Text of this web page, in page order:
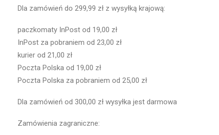
Dla zamówień do 299,99 zł z wysyłką krajową:
paczkomaty InPost od 19,00 zł
InPost za pobraniem od 23,00 zł
kurier od 21,00 zł
Poczta Polska od 19,00 zł
Poczta Polska za pobraniem od 25,00 zł
Dla zamówień od 300,00 zł wysyłka jest darmowa
Zamówienia zagraniczne: